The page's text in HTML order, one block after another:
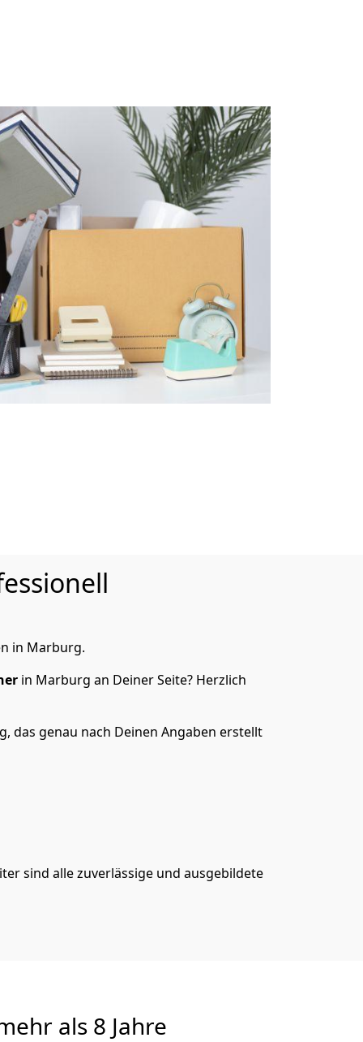
in Marburg.
in Marburg an Deiner Seite? Herzlich
das genau nach Deinen Angaben erstellt
sind alle zuverlässige und ausgebildete
als 8 Jahre